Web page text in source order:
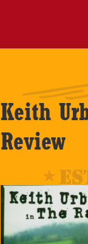
Keith
Review